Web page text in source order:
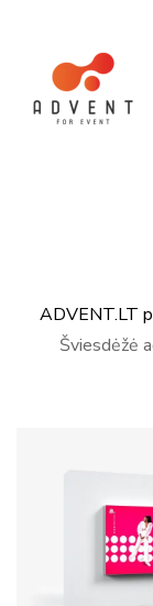
ADVENT.LT
Šviesdėžė